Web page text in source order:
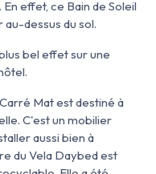
effet, ce Bain de Soleil
dessus du sol.
bel effet sur une
Mat est destiné à
C'est un mobilier
aussi bien à
du Vela Daybed est